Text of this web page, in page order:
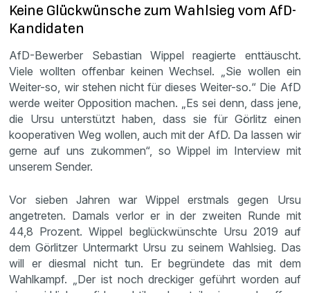
Keine Glückwünsche zum Wahlsieg vom AfD-
Kandidaten
AfD-Bewerber Sebastian Wippel reagierte enttäuscht.
Viele wollten offenbar keinen Wechsel. „Sie wollen ein
Weiter-so, wir stehen nicht für dieses Weiter-so.“ Die AfD
werde weiter Opposition machen. „Es sei denn, dass jene,
die Ursu unterstützt haben, dass sie für Görlitz einen
kooperativen Weg wollen, auch mit der AfD. Da lassen wir
gerne auf uns zukommen“, so Wippel im Interview mit
unserem Sender.
Vor sieben Jahren war Wippel erstmals gegen Ursu
angetreten. Damals verlor er in der zweiten Runde mit
44,8 Prozent. Wippel beglückwünschte Ursu 2019 auf
dem Görlitzer Untermarkt Ursu zu seinem Wahlsieg. Das
will er diesmal nicht tun. Er begründete das mit dem
Wahlkampf. „Der ist noch dreckiger geführt worden auf